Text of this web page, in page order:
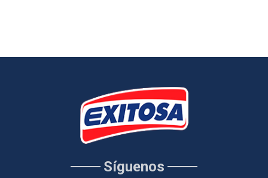
Síguenos